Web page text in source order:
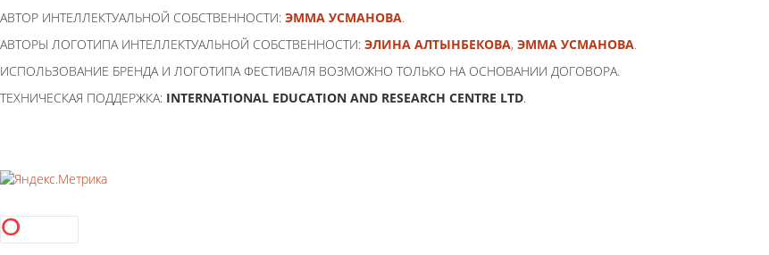
АВТОР ИНТЕЛЛЕКТУАЛЬНОЙ СОБСТВЕННОСТИ: ЭММА УСМАНОВА.
АВТОРЫ ЛОГОТИПА ИНТЕЛЛЕКТУАЛЬНОЙ СОБСТВЕННОСТИ: ЭЛИНА АЛТЫНБЕКОВА, ЭММА УСМАНОВА.
ИСПОЛЬЗОВАНИЕ БРЕНДА И ЛОГОТИПА ФЕСТИВАЛЯ ВОЗМОЖНО ТОЛЬКО НА ОСНОВАНИИ ДОГОВОРА.
ТЕХНИЧЕСКАЯ ПОДДЕРЖКА: INTERNATIONAL EDUCATION AND RESEARCH CENTRE LTD.